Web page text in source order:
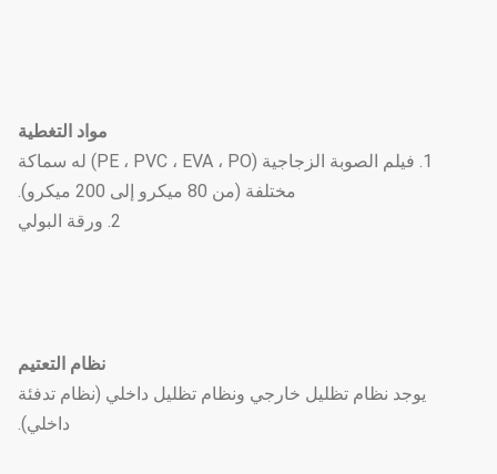
مواد التغطية
1. فيلم الصوبة الزجاجية (PE ، PVC ، EVA ، PO) له سماكة
مختلفة (من 80 ميكرو إلى 200 ميكرو).
2. ورقة البولي
نظام التعتيم
يوجد نظام تظليل خارجي ونظام تظليل داخلي (نظام تدفئة
داخلي).